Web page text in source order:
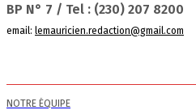
BP N° 7 / Tel : (230) 207 8200
email: lemauricien.redaction@gmail.com
NOTRE ÉQUIPE